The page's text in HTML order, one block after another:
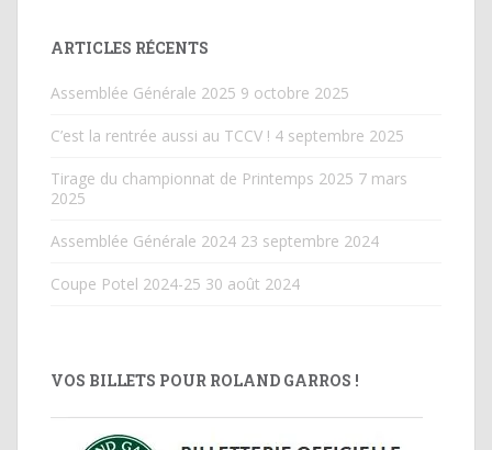
ARTICLES RÉCENTS
Assemblée Générale 2025 9 octobre 2025
C’est la rentrée aussi au TCCV ! 4 septembre 2025
Tirage du championnat de Printemps 2025 7 mars
2025
Assemblée Générale 2024 23 septembre 2024
Coupe Potel 2024-25 30 août 2024
VOS BILLETS POUR ROLAND GARROS !